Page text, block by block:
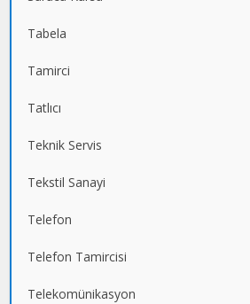
Tabela
Tamirci
Tatlıcı
Teknik Servis
Tekstil Sanayi
Telefon
Telefon Tamircisi
Telekomünikasyon